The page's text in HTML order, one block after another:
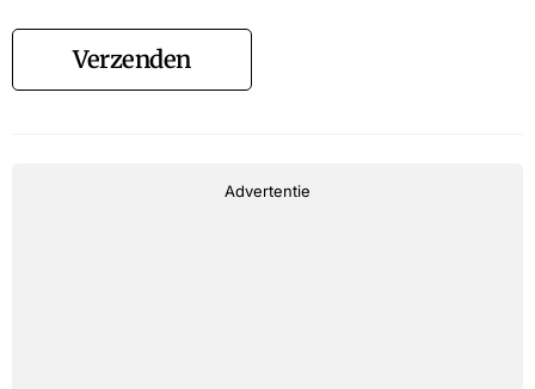
Verzenden
Advertentie